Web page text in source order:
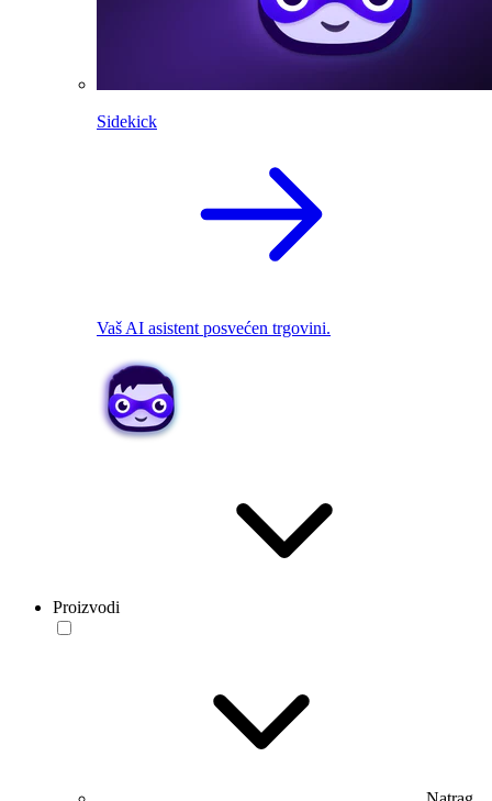
Sidekick
Vaš AI asistent posvećen trgovini.
Proizvodi